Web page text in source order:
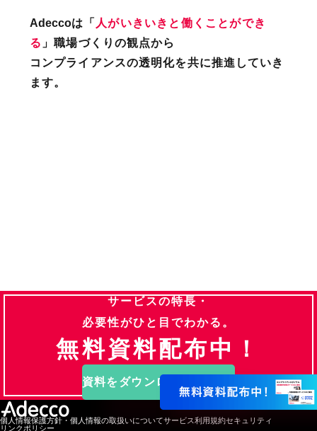
Adeccoは「 人がいきいきと働くことができ
る 」職場づくりの観点から
コンプライアンスの透明化を共に推進していき
ます。
サービスの特長・
必要性がひと目でわかる。
無料資料配布中！
資料をダウンロードする
個人情報保護方針・個人情報の取扱いについてサービス利用規約セキュリティ
リンクポリシー